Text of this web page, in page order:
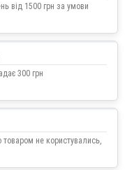
від 1500 грн за умови
300 грн
не користувались,